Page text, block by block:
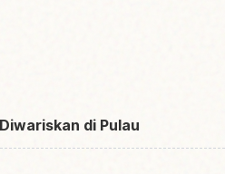
di Pulau